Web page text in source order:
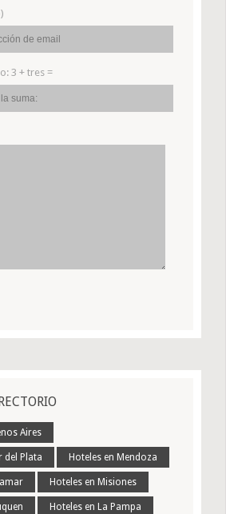
3 + tres =
Aires
del Plata Hoteles en Mendoza
Hoteles en Misiones
Hoteles en La Pampa